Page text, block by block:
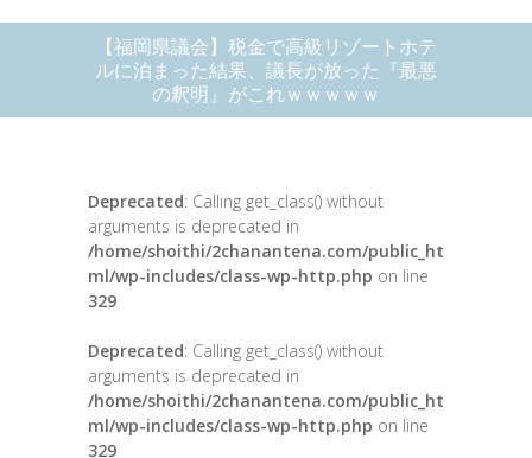
【福岡県議会】税金で高級リゾートホテ
ルに泊まった結果、議長が放った『最悪
の釈明』がこれｗｗｗｗｗ
Deprecated: Calling get_class() without
arguments is deprecated in
/home/shoithi/2chanantena.com/public_ht
ml/wp-includes/class-wp-http.php on line
329
Deprecated: Calling get_class() without
arguments is deprecated in
/home/shoithi/2chanantena.com/public_ht
ml/wp-includes/class-wp-http.php on line
329